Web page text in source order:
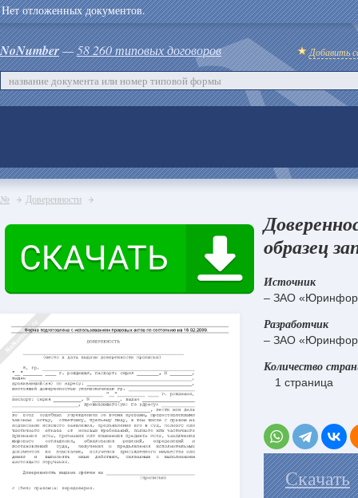
Нет отложенных документов.
NoNumber—58 260 типовых договоров Добавить
№ Доверенности
образец
Источник
– ЗАО
Разработчик
– ЗАО
Количество
1 страница
Скачать